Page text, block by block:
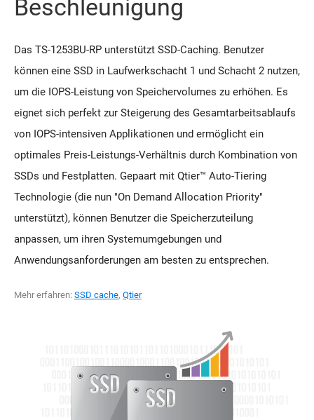
Beschleunigung
Das TS-1253BU-RP unterstützt SSD-Caching. Benutzer
können eine SSD in Laufwerkschacht 1 und Schacht 2 nutzen,
um die IOPS-Leistung von Speichervolumes zu erhöhen. Es
eignet sich perfekt zur Steigerung des Gesamtarbeitsablaufs
von IOPS-intensiven Applikationen und ermöglicht ein
optimales Preis-Leistungs-Verhältnis durch Kombination von
SSDs und Festplatten. Gepaart mit Qtier™ Auto-Tiering
Technologie (die nun "On Demand Allocation Priority"
unterstützt), können Benutzer die Speicherzuteilung
anpassen, um ihren Systemumgebungen und
Anwendungsanforderungen am besten zu entsprechen.
Mehr erfahren: SSD cache, Qtier